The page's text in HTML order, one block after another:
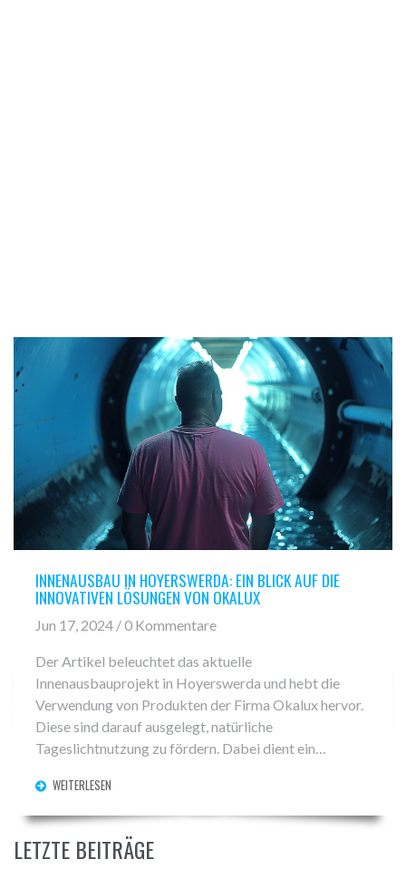
INNENAUSBAU IN HOYERSWERDA: EIN BLICK AUF DIE
INNOVATIVEN LÖSUNGEN VON OKALUX
Jun 17, 2024 / 0 Kommentare
Der Artikel beleuchtet das aktuelle
Innenausbauprojekt in Hoyerswerda und hebt die
Verwendung von Produkten der Firma Okalux hervor.
Diese sind darauf ausgelegt, natürliche
Tageslichtnutzung zu fördern. Dabei dient ein
Beispiel für die Effektivität dieser Produkte.
WEITERLESEN
LETZTE BEITRÄGE